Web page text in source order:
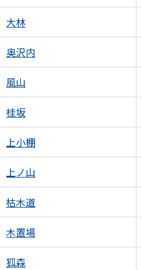
大林
奥沢内
風山
桂坂
上小棚
上ノ山
枯木道
木置場
狐森